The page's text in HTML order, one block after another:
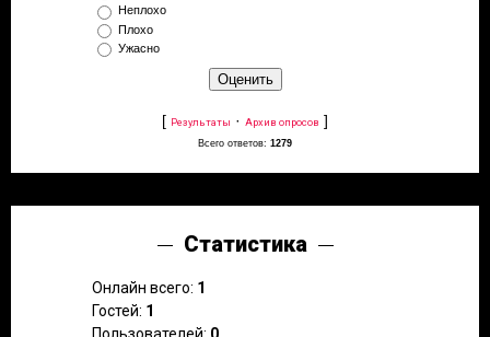
Неплохо
Плохо
Ужасно
[ Результаты · Архив опросов ]
Всего ответов: 1279
Статистика
Онлайн всего: 1
Гостей: 1